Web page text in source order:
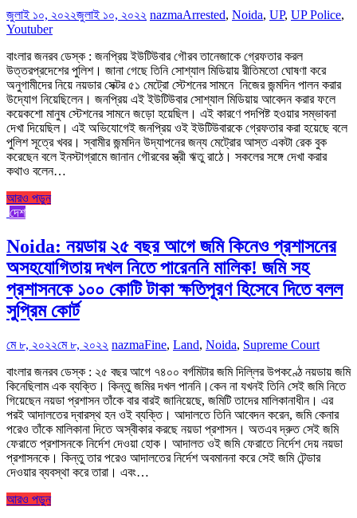
জুলাই ১০, ২০২২জুলাই ১০, ২০২২ nazmaArrested, Noida, UP, UP Police,
Youtuber
বাংলার জনরব ডেস্ক : জনপ্রিয় ইউটিউবার গৌরব তানেজাকে গ্রেফতার করল
উত্তরপ্রদেশের পুলিশ। জানা গেছে তিনি সোশ্যাল মিডিয়ায় রীতিমতো ঘোষণা করে
অনুগামীদের নিয়ে নয়ডার সেক্টর ৫১ মেট্রো স্টেশনের সামনে নিজের জন্মদিন পালন করার
উদ্যোগ নিয়েছিলেন। জনপ্রিয় এই ইউটিউবার সোশ্যাল মিডিয়ায় আবেদন করার ফলে
কয়েকশো মানুষ স্টেশনের সামনে জড়ো হয়েছিল। এই কারণে পদপিষ্ট হওয়ার সম্ভাবনা
দেখা দিয়েছিল। এই অভিযোগেই জনপ্রিয় ওই ইউটিউবারকে গ্রেফতার করা হয়েছে বলে
পুলিশ সূত্রে খবর। স্বামীর জন্মদিন উদ্‌‌যাপনের জন্য মেট্রোর আস্ত একটা রেক বুক
করেছেন বলে ইনস্টাগ্রামে জানান গৌরবের স্ত্রী ঋতু রাঠে। সকলের সঙ্গে দেখা করার
কথাও বলেন…
আরও পড়ুন
দেশ
Noida: নয়ডায় ২৫ বছর আগে জমি কিনেও প্রশাসনের
অসহযোগিতায় দখল নিতে পারেননি মালিক! জমি সহ
প্রশাসনকে ১০০ কোটি টাকা ক্ষতিপূরণ হিসেবে দিতে বলল
সুপ্রিম কোর্ট
মে ৮, ২০২২মে ৮, ২০২২ nazmaFine, Land, Noida, Supreme Court
বাংলার জনরব ডেস্ক : ২৫ বছর আগে ৭৪০০ বর্গমিটার জমি দিল্লির উপকণ্ঠে নয়ডায় জমি
কিনেছিলাম এক ব্যক্তি। কিন্তু জমির দখল পাননি।কেন না যখনই তিনি সেই জমি নিতে
গিয়েছেন নয়ডা প্রশাসন তাঁকে বার বারই জানিয়েছে, জমিটি তাদের মালিকানাধীন। এর
পরই আদালতের দ্বারস্থ হন ওই ব্যক্তি। আদালতে তিনি আবেদন করেন, জমি কেনার
পরেও তাঁকে মালিকানা দিতে অস্বীকার করছে নয়ডা প্রশাসন। অতএব দ্রুত সেই জমি
ফেরাতে প্রশাসনকে নির্দেশ দেওয়া হোক। আদালত ওই জমি ফেরাতে নির্দেশ দেয় নয়ডা
প্রশাসনকে। কিন্তু তার পরেও আদালতের নির্দেশ অবমাননা করে সেই জমি টেন্ডার
দেওয়ার ব্যবস্থা করে তারা। এবং…
আরও পড়ুন